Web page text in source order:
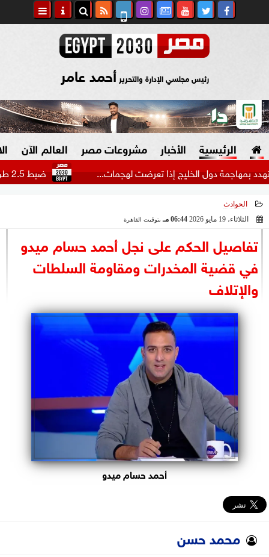
رئيس مجلسي الإدارة والتحرير أحمد عامر
الرئيسية الأخبار
السياسة
الرئاسة
الوزارات
الأحزاب
مشروعات مصر العالم الآن
ضبط 2.5 طن هيدرو بـ1.4 مليار جنيه في مزرعتين بالإسماعيلية دول الخليج إذا تعرضت لهجمات...
الحوادث
الثلاثاء، 19 مايو 2026
06:44 مـ بتوقيت القاهرة
تفاصيل الحكم على نجل أحمد حسام ميدو
في قضية المخدرات ومقاومة السلطات
والإتلاف
أحمد حسام ميدو
محمد حسن